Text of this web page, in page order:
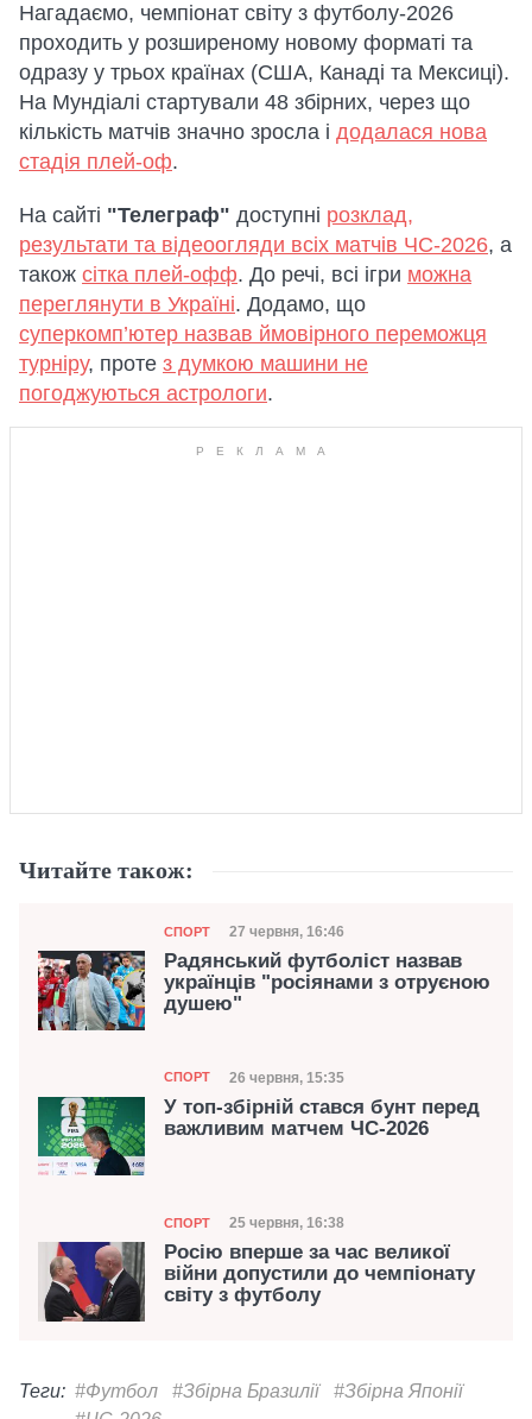
Нагадаємо, чемпіонат світу з футболу-2026
проходить у розширеному новому форматі та
одразу у трьох країнах (США, Канаді та Мексиці).
На Мундіалі стартували 48 збірних, через що
кількість матчів значно зросла і додалася нова
стадія плей-оф.
На сайті "Телеграф" доступні розклад,
результати та відеоогляди всіх матчів ЧС-2026, а
також сітка плей-офф. До речі, всі ігри можна
переглянути в Україні. Додамо, що
суперкомп’ютер назвав ймовірного переможця
турніру, проте з думкою машини не
погоджуються астрологи.
Читайте також:
Категорія
СПОРТ Дата публікації
27 червня, 16:46
Радянський футболіст назвав
українців "росіянами з отруєною
душею"
Категорія
СПОРТ Дата публікації
26 червня, 15:35
У топ-збірній стався бунт перед
важливим матчем ЧС-2026
Категорія
СПОРТ Дата публікації
25 червня, 16:38
Росію вперше за час великої
війни допустили до чемпіонату
світу з футболу
Теги: #Футбол #Збірна Бразилії
#Збірна Японії